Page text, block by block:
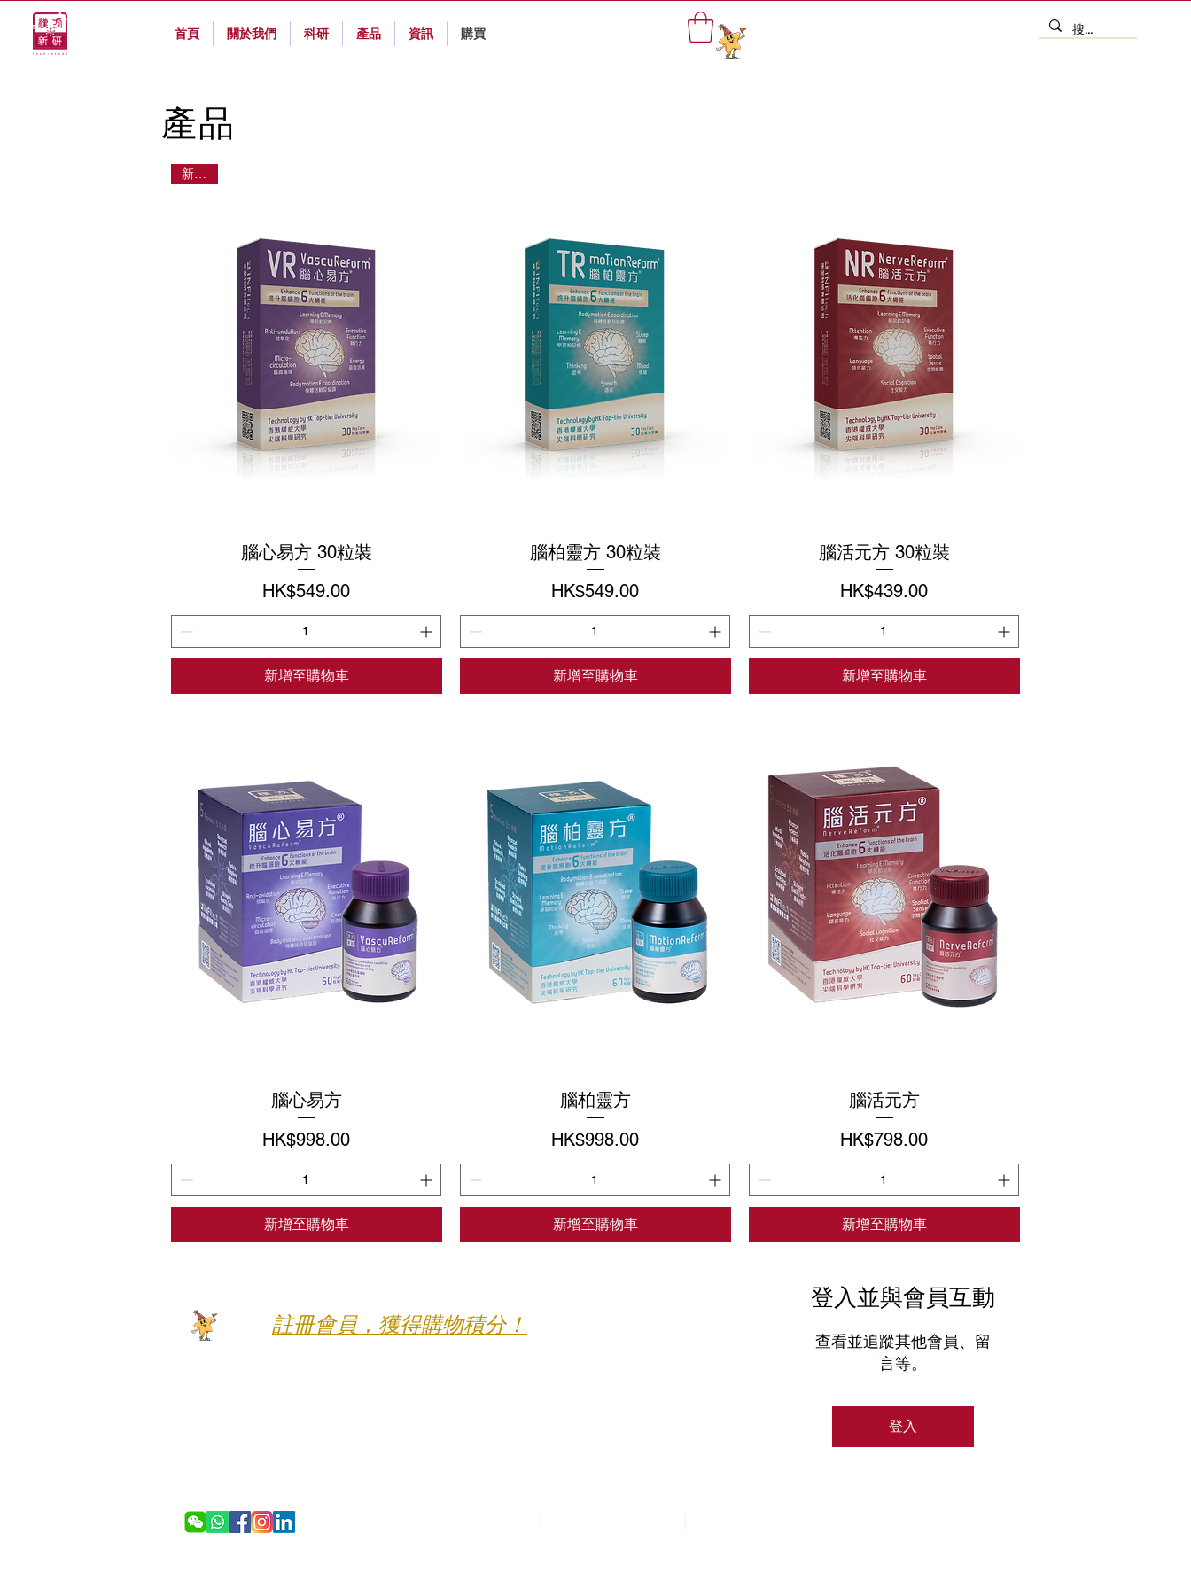
首頁 關於我們 科研 產品 資訊 購買
產品
腦心易方 30粒裝
價格
HK$549.00
新增至購物車
腦柏靈方 30粒裝
價格
HK$549.00
新增至購物車
腦活元方 30粒裝
價格
HK$439.00
新增至購物車
腦心易方
價格
HK$998.00
新增至購物車
腦柏靈方
價格
HK$998.00
新增至購物車
腦活元方
價格
HK$798.00
新增至購物車
​註冊會員，獲得購物積分！
登入並與會員互動
查看並追蹤其他會員、留
言等。
登入